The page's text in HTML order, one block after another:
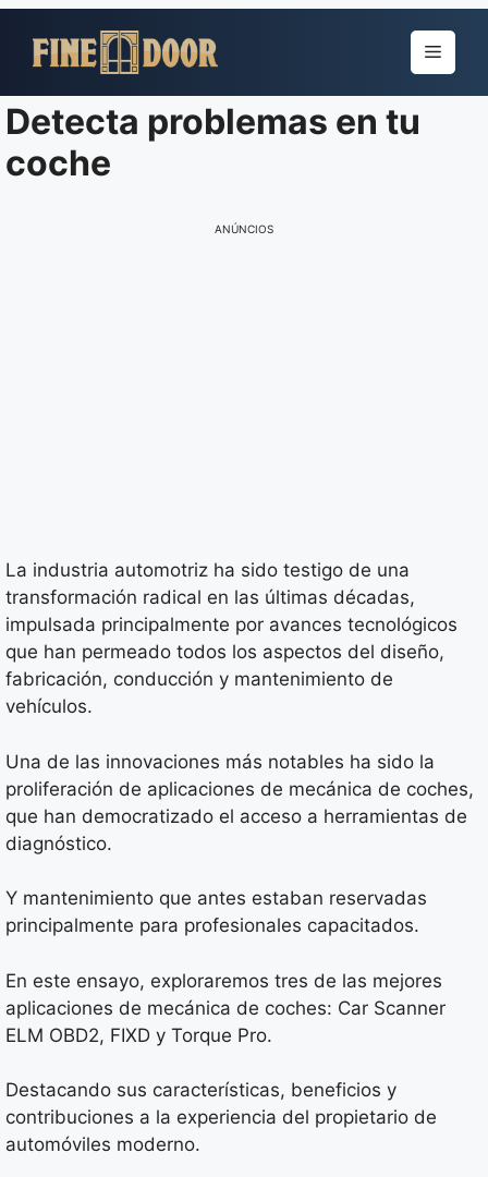
para
conteúdo
Menu
Detecta problemas en tu
coche
ANÚNCIOS
La industria automotriz ha sido testigo de una
transformación radical en las últimas décadas,
impulsada principalmente por avances tecnológicos
que han permeado todos los aspectos del diseño,
fabricación, conducción y mantenimiento de
vehículos.
Una de las innovaciones más notables ha sido la
proliferación de aplicaciones de mecánica de coches,
que han democratizado el acceso a herramientas de
diagnóstico.
Y mantenimiento que antes estaban reservadas
principalmente para profesionales capacitados.
En este ensayo, exploraremos tres de las mejores
aplicaciones de mecánica de coches: Car Scanner
ELM OBD2, FIXD y Torque Pro.
Destacando sus características, beneficios y
contribuciones a la experiencia del propietario de
automóviles moderno.